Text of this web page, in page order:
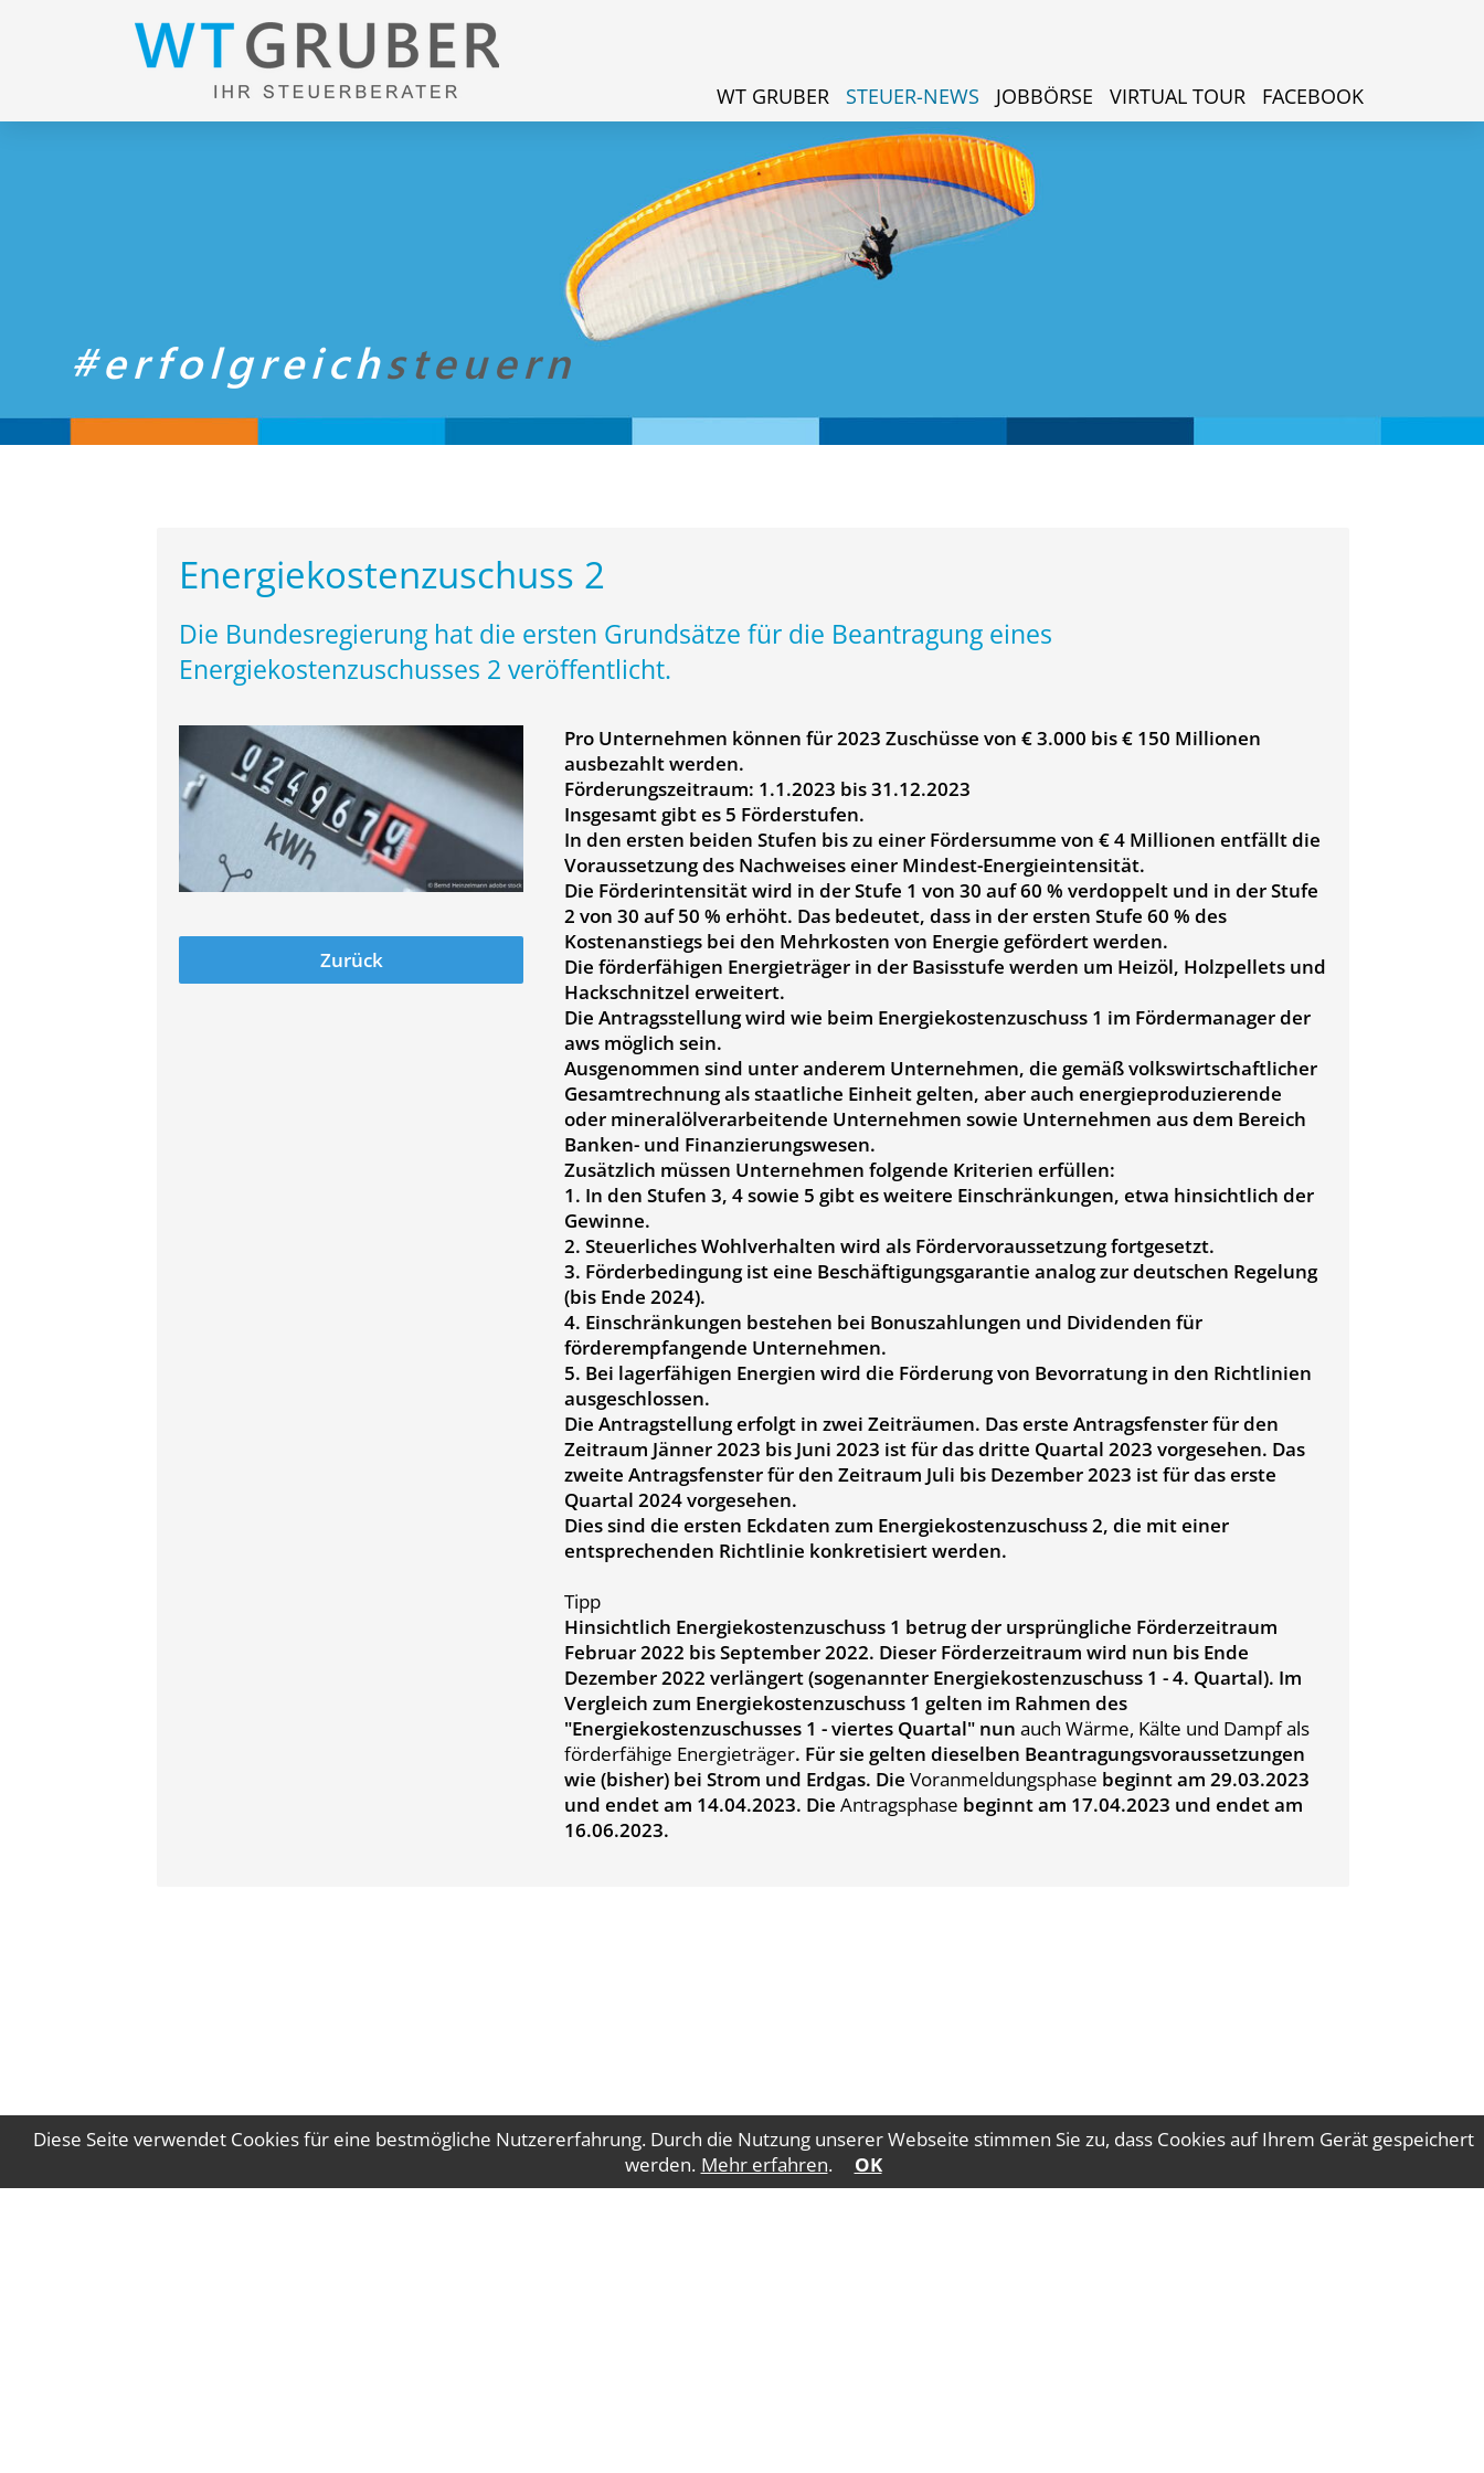
Diese Seite verwendet Cookies für eine bestmögliche Nutzererfahrung. Durch die Nutzung unserer Webseite stimmen Sie zu, dass Cookies auf Ihrem Gerät gespeichert
werden. Mehr erfahren. OK
WT GRUBER STEUER-NEWS JOBBÖRSE VIRTUAL TOUR FACEBOOK
Energiekostenzuschuss 2
Die Bundesregierung hat die ersten Grundsätze für die Beantragung eines
Energiekostenzuschusses 2 veröffentlicht.
Pro Unternehmen können für 2023 Zuschüsse von € 3.000 bis € 150 Millionen
ausbezahlt werden.
Förderungszeitraum: 1.1.2023 bis 31.12.2023
Insgesamt gibt es 5 Förderstufen.
In den ersten beiden Stufen bis zu einer Fördersumme von € 4 Millionen entfällt die
Voraussetzung des Nachweises einer Mindest-Energieintensität.
Die Förderintensität wird in der Stufe 1 von 30 auf 60 % verdoppelt und in der Stufe
2 von 30 auf 50 % erhöht. Das bedeutet, dass in der ersten Stufe 60 % des
Kostenanstiegs bei den Mehrkosten von Energie gefördert werden.
Die förderfähigen Energieträger in der Basisstufe werden um Heizöl, Holzpellets und
Hackschnitzel erweitert.
Die Antragsstellung wird wie beim Energiekostenzuschuss 1 im Fördermanager der
aws möglich sein.
Ausgenommen sind unter anderem Unternehmen, die gemäß volkswirtschaftlicher
Gesamtrechnung als staatliche Einheit gelten, aber auch energieproduzierende
oder mineralölverarbeitende Unternehmen sowie Unternehmen aus dem Bereich
Banken- und Finanzierungswesen.
Zusätzlich müssen Unternehmen folgende Kriterien erfüllen:
1. In den Stufen 3, 4 sowie 5 gibt es weitere Einschränkungen, etwa hinsichtlich der
Gewinne.
2. Steuerliches Wohlverhalten wird als Fördervoraussetzung fortgesetzt.
3. Förderbedingung ist eine Beschäftigungsgarantie analog zur deutschen Regelung
(bis Ende 2024).
4. Einschränkungen bestehen bei Bonuszahlungen und Dividenden für
förderempfangende Unternehmen.
5. Bei lagerfähigen Energien wird die Förderung von Bevorratung in den Richtlinien
ausgeschlossen.
Die Antragstellung erfolgt in zwei Zeiträumen. Das erste Antragsfenster für den
Zeitraum Jänner 2023 bis Juni 2023 ist für das dritte Quartal 2023 vorgesehen. Das
zweite Antragsfenster für den Zeitraum Juli bis Dezember 2023 ist für das erste
Quartal 2024 vorgesehen.
Dies sind die ersten Eckdaten zum Energiekostenzuschuss 2, die mit einer
entsprechenden Richtlinie konkretisiert werden.
Tipp
Hinsichtlich Energiekostenzuschuss 1 betrug der ursprüngliche Förderzeitraum
Februar 2022 bis September 2022. Dieser Förderzeitraum wird nun bis Ende
Dezember 2022 verlängert (sogenannter Energiekostenzuschuss 1 - 4. Quartal). Im
Vergleich zum Energiekostenzuschuss 1 gelten im Rahmen des
"Energiekostenzuschusses 1 - viertes Quartal" nun auch Wärme, Kälte und Dampf als
förderfähige Energieträger. Für sie gelten dieselben Beantragungsvoraussetzungen
wie (bisher) bei Strom und Erdgas. Die Voranmeldungsphase beginnt am 29.03.2023
und endet am 14.04.2023. Die Antragsphase beginnt am 17.04.2023 und endet am
16.06.2023.
Zurück